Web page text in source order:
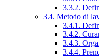
3.3.2.
3.4. Metodo di
3.4.1.
3.4.2.
3.4.3.
3.4.4.